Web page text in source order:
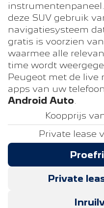
deze SUV gebruik
navigatiesysteem
gratis is voorzien
waarmee alle
time wordt
Peugeot met de live
apps van uw
Android Auto
Koopprijs
Private lease
Private